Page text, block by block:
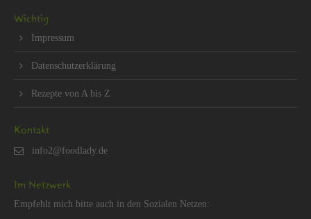
Wich­tig
Im­pres­sum
Da­ten­schut­z­er­klä­rung
Re­zep­te von A bis Z
Kon­takt
Im Netz­werk
Emp­fehlt mich bitte auch in den So­zia­len Net­zen: